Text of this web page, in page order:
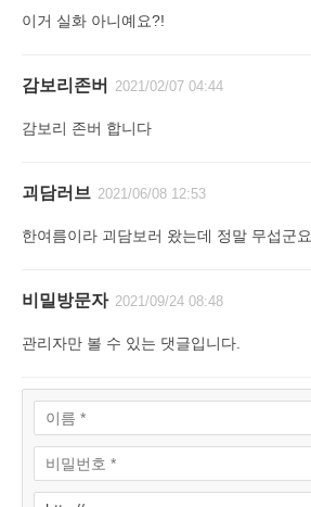
이거 실화 아니예요?!
감보리존버 2021/02/07 04:44
감보리 존버 합니다
괴담러브 2021/06/08 12:53
한여름이라 괴담보러 왔는데 정말 무섭군요
비밀방문자 2021/09/24 08:48
관리자만 볼 수 있는 댓글입니다.